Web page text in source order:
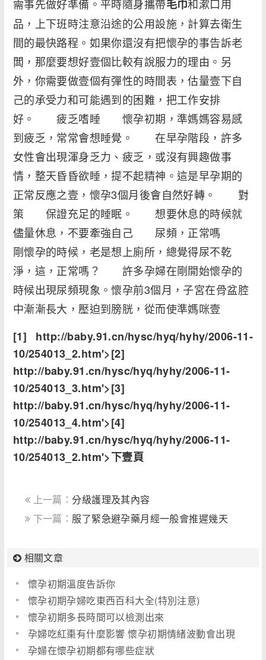
需事先做好準備。平時隨身攜帶毛巾和漱口用
品，上下班時注意沿途的公用設施，計算去衛生
間的最快路程。如果你還沒有把懷孕的事告訴老
闆，那麼要想好壹個比較有說服力的理由。另
外，你需要做壹個有彈性的時間表，估量壹下自
己的承受力和可能遇到的困難，把工作安排
好。 疲乏嗜睡 懷孕初期，準媽媽容易感
到疲乏，常常會想睡覺。 在早孕階段，許多
女性會出現渾身乏力、疲乏，或沒有興趣做事
情，整天昏昏欲睡，提不起精神。這是早孕期的
正常反應之壹，懷孕3個月後會自然好轉。 對
策 保證充足的睡眠。 想要休息的時候就
儘量休息，不要牽強自己 尿頻，正常嗎
剛懷孕的時候，老是想上廁所，總覺得尿不乾
淨，這，正常嗎？ 許多孕婦在剛開始懷孕的
時候出現尿頻現象。懷孕前3個月，子宮在骨盆腔
中漸漸長大，壓迫到膀胱，從而使準媽咪壹
[1] http://baby.91.cn/hysc/hyq/hyhy/2006-11-
10/254013_2.htm'>[2]
http://baby.91.cn/hysc/hyq/hyhy/2006-11-
10/254013_3.htm'>[3]
http://baby.91.cn/hysc/hyq/hyhy/2006-11-
10/254013_4.htm'>[4]
http://baby.91.cn/hysc/hyq/hyhy/2006-11-
10/254013_2.htm'>下壹頁
上一篇：分級護理及其內容
下一篇： 服了緊急避孕藥月經一般會推遲幾天
相關文章
懷孕初期溫度告訴你
懷孕初期孕婦吃東西百科大全(特別注意)
懷孕初期多長時間可以檢測出來
孕婦吃紅棗有什麼影響 懷孕初期情緒波動會出現
什麼後果
孕婦在懷孕初期都有哪些症狀